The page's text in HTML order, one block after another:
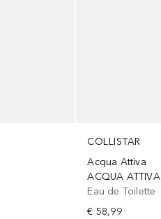
COLLISTAR
Acqua Attiva
ACQUA ATTIVA
Eau de Toilette
€ 58,99